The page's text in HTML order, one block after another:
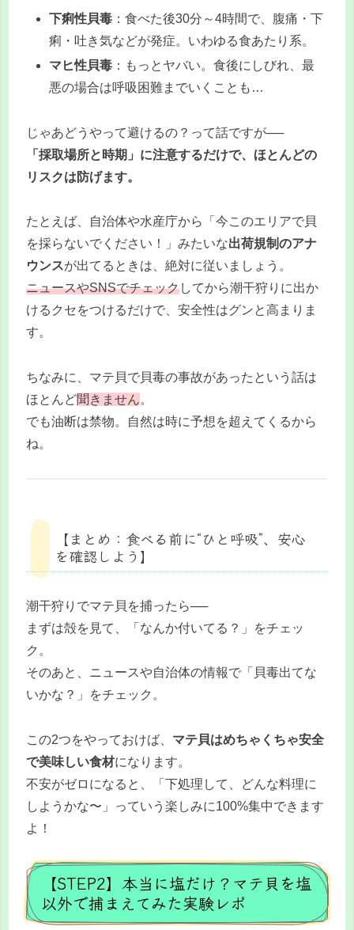
下痢性貝毒 ：食べた後30分～4時間で、腹痛・下
痢・吐き気などが発症。いわゆる食あたり系。
マヒ性貝毒 ：もっとヤバい。食後にしびれ、最
悪の場合は呼吸困難までいくことも…
じゃあどうやって避けるの？って話ですが──
「採取場所と時期」に注意するだけで、ほとんどの
リスクは防げます。
たとえば、自治体や水産庁から「今このエリアで貝
を採らないでください！」みたいな出荷規制のアナ
ウンスが出てるときは、絶対に従いましょう。
ニュースやSNSでチェックしてから潮干狩りに出か
けるクセをつけるだけで、安全性はグンと高まりま
す。
ちなみに、マテ貝で貝毒の事故があったという話は
ほとんど聞きません。
でも油断は禁物。自然は時に予想を超えてくるから
ね。
【まとめ：食べる前に“ひと呼吸”、安心
を確認しよう】
潮干狩りでマテ貝を捕ったら──
まずは殻を見て、「なんか付いてる？」をチェッ
ク。
そのあと、ニュースや自治体の情報で「貝毒出てな
いかな？」をチェック。
この2つをやっておけば、 マテ貝はめちゃくちゃ安全
で美味しい食材になります。
不安がゼロになると、「下処理して、どんな料理に
しようかな〜」っていう楽しみに100%集中できます
よ！
【STEP2】本当に塩だけ？マテ貝を塩
以外で捕まえてみた実験レポ